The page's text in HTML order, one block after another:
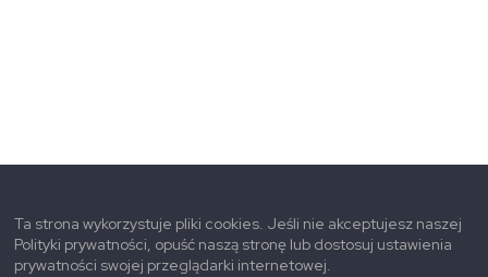
Ta strona wykorzystuje pliki cookies. Jeśli nie akceptujesz naszej
Polityki prywatności, opuść naszą stronę lub dostosuj ustawienia
prywatności swojej przeglądarki internetowej.